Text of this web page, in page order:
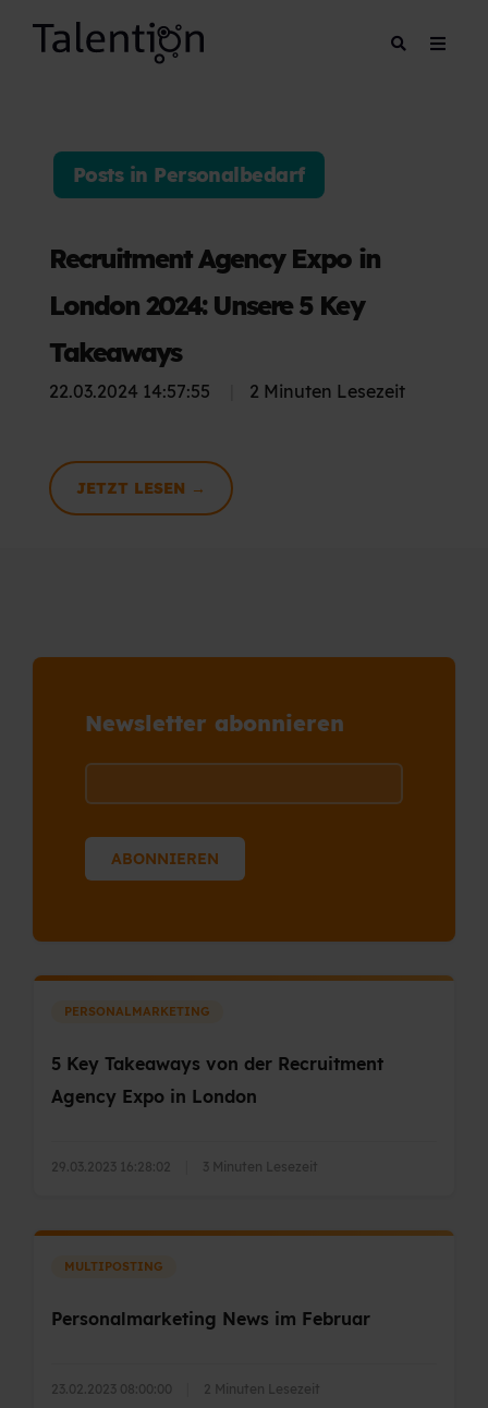
Posts in Personalbedarf
Recruitment Agency Expo in
London 2024: Unsere 5 Key
Takeaways
22.03.2024 14:57:55 2 Minuten Lesezeit
JETZT LESEN →
Newsletter abonnieren
PERSONALMARKETING
5 Key Takeaways von der Recruitment
Agency Expo in London
29.03.2023 16:28:02 3 Minuten Lesezeit
MULTIPOSTING
Personalmarketing News im Februar
23.02.2023 08:00:00 2 Minuten Lesezeit